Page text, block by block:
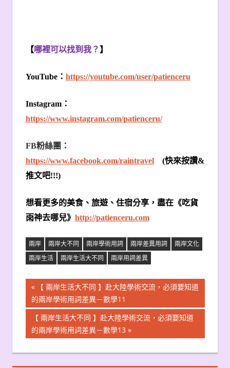
【哪裡可以找到我？ 】
YouTube： https://youtube.com/user/patienceru
Instagram：
https://www.instagram.com/patienceru/
FB粉絲團：
https://www.facebook.com/raintravel
(快來按讚&
推文吧!!!)
想看更多的美食、旅遊、住宿分享，盡在《吃貨
雨神去哪兒》 http://patienceru.com
兩岸 兩岸大不同 兩岸學術用詞 兩岸差異用詞
兩岸文化
兩岸生活
兩岸生活大不同 兩岸用詞差異
文
章
導
覽
Previous
Post:
【 兩岸生活大不同 】赴大陸學術交流，必須要知道
的兩岸學術用詞差異－數學11
Next
Post:
【 兩岸生活大不同 】赴大陸學術交流，必須要知道
的兩岸學術用詞差異－數學13